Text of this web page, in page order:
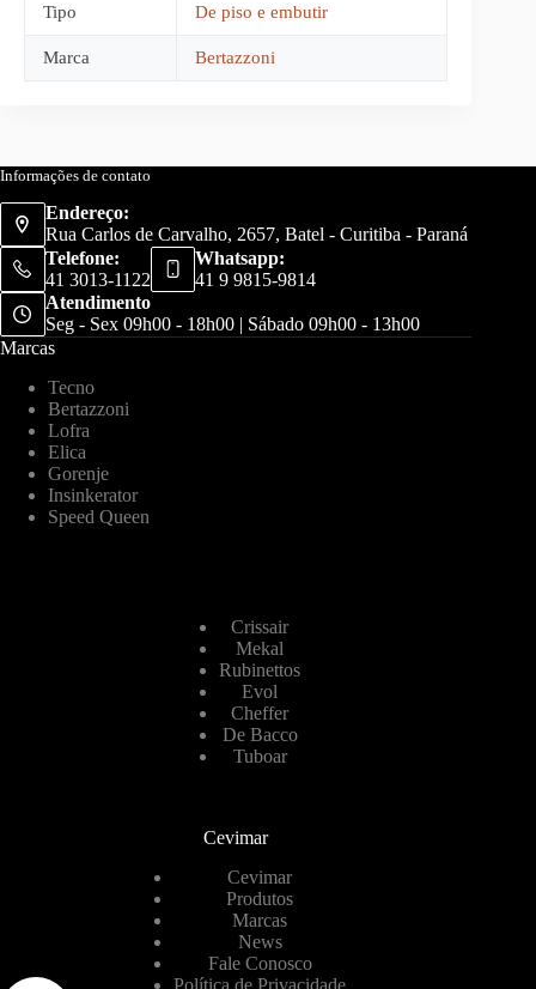
Tipo De piso e embutir
Marca Bertazzoni
Informações de contato
Endereço:
Rua Carlos de Carvalho, 2657, Batel - Curitiba - Paraná
Telefone:
41 3013-1122
Whatsapp:
41 9 9815-9814
Atendimento
Seg - Sex 09h00 - 18h00 | Sábado 09h00 - 13h00
Marcas
Tecno
Bertazzoni
Lofra
Elica
Gorenje
Insinkerator
Speed Queen
Crissair
Mekal
Rubinettos
Evol
Cheffer
De Bacco
Tuboar
Cevimar
Cevimar
Produtos
Marcas
News
Fale Conosco
Política de Privacidade